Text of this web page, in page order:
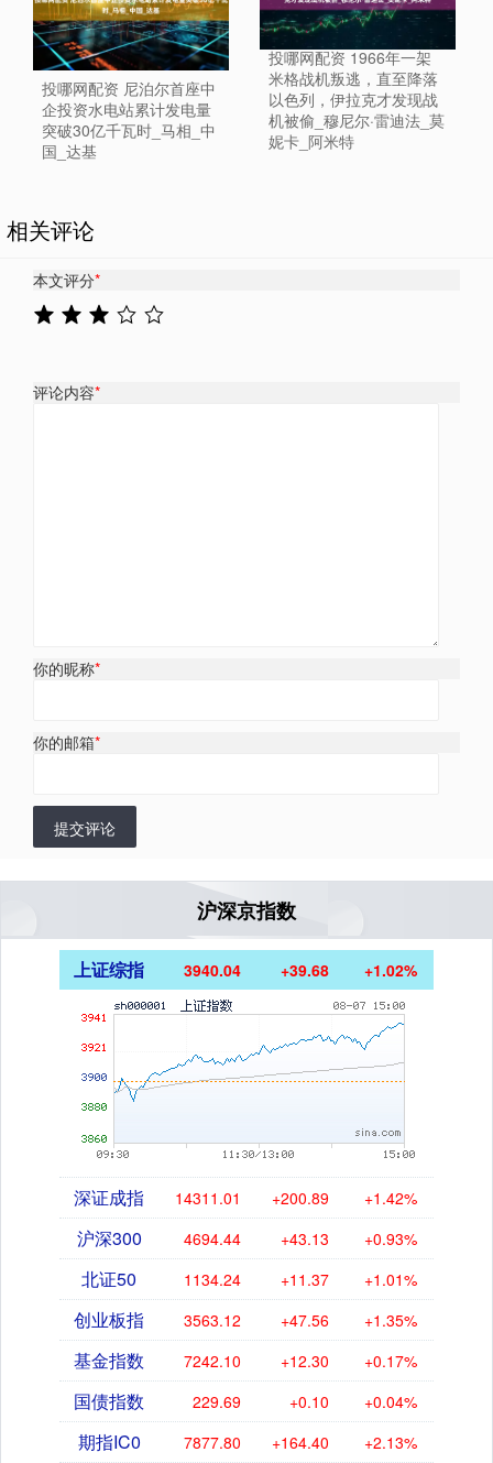
投哪网配资 尼泊尔首座中
企投资水电站累计发电量
突破30亿千瓦时_马相_中
国_达基
投哪网配资 1966年一架
米格战机叛逃，直至降落
以色列，伊拉克才发现战
机被偷_穆尼尔·雷迪法_莫
妮卡_阿米特
相关评论
本文评分*
评论内容*
你的昵称*
你的邮箱*
提交评论
沪深京指数
上证综指 3940.04 +39.68 +1.02%
深证成指 14311.01 +200.89 +1.42%
沪深300 4694.44 +43.13 +0.93%
北证50 1134.24 +11.37 +1.01%
创业板指 3563.12 +47.56 +1.35%
基金指数 7242.10 +12.30 +0.17%
国债指数 229.69 +0.10 +0.04%
期指IC0 7877.80 +164.40 +2.13%